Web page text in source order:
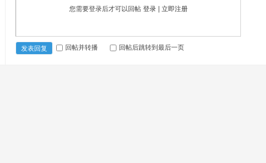
您需要登录后才可以回帖 登录| 立即注册
发表回复 回帖并转播 回帖后跳转到最后一页